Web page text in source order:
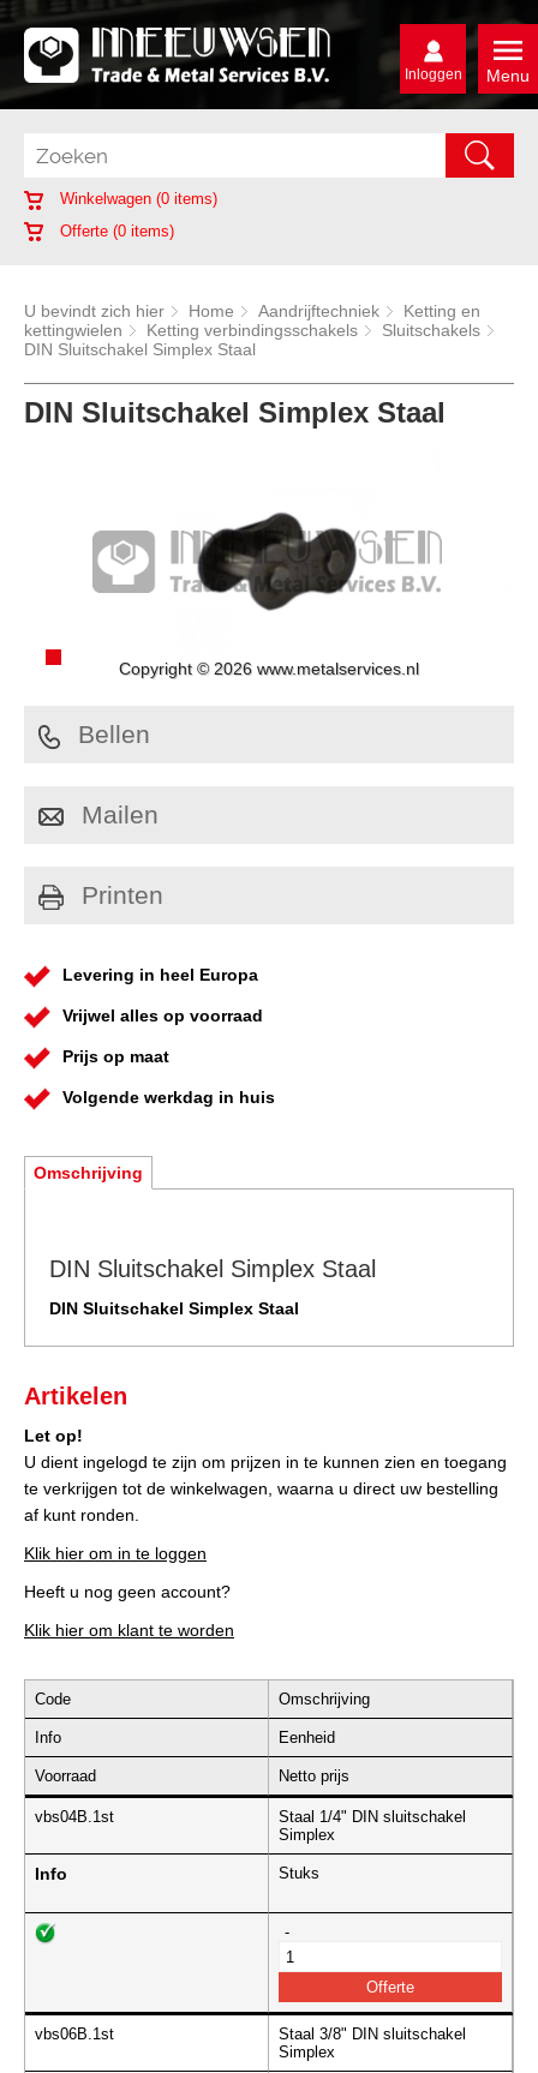
Menu
Inloggen
Winkelwagen (0 items)
Offerte (0 items)
U bevindt zich hier Home Aandrijftechniek
Ketting en
kettingwielen
Ketting verbindingsschakels
Sluitschakels
DIN Sluitschakel Simplex Staal
DIN Sluitschakel Simplex Staal
Copyright © 2026 www.metalservices.nl
Bellen
Mailen
Printen
Levering in heel Europa
Vrijwel alles op voorraad
Prijs op maat
Volgende werkdag in huis
Omschrijving
DIN Sluitschakel Simplex Staal
DIN Sluitschakel Simplex Staal
Artikelen
Let op!
U dient ingelogd te zijn om prijzen in te kunnen zien en toegang
te verkrijgen tot de winkelwagen, waarna u direct uw bestelling
af kunt ronden.
Klik hier om in te loggen
Heeft u nog geen account?
Klik hier om klant te worden
Code Omschrijving
Info Eenheid
Voorraad Netto prijs
vbs04B.1st
Staal 1/4" DIN sluitschakel
Simplex
Info Stuks
-
vbs06B.1st
Staal 3/8" DIN sluitschakel
Simplex